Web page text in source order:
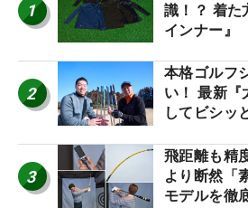
1
識！？ 着た
インナー』
2
本格ゴルフ
い！ 最新『太グリップ』に交換
してビシッ
3
飛距離も精
より断然「
モデルを徹